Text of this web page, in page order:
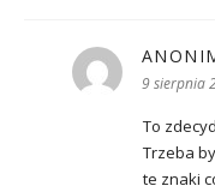
9 sierpnia
To
Trzeba
te znaki